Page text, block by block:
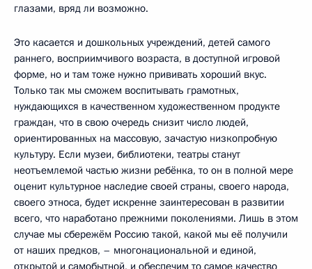
глазами, вряд ли возможно.
Это касается и дошкольных учреждений, детей самого
раннего, восприимчивого возраста, в доступной игровой
форме, но и там тоже нужно прививать хороший вкус.
Только так мы сможем воспитывать грамотных,
нуждающихся в качественном художественном продукте
граждан, что в свою очередь снизит число людей,
ориентированных на массовую, зачастую низкопробную
культуру. Если музеи, библиотеки, театры станут
неотъемлемой частью жизни ребёнка, то он в полной мере
оценит культурное наследие своей страны, своего народа,
своего этноса, будет искренне заинтересован в развитии
всего, что наработано прежними поколениями. Лишь в этом
случае мы сбережём Россию такой, какой мы её получили
от наших предков, – многонациональной и единой,
открытой и самобытной, и обеспечим то самое качество